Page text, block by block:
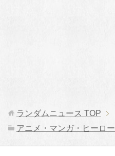
ランダムニュース TOP
アニメ・マンガ・ヒーロー